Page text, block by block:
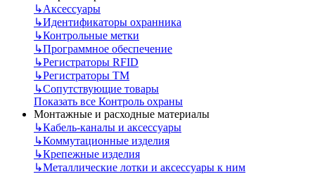
↳Аксессуары
↳Идентификаторы охранника
↳Контрольные метки
↳Программное обеспечение
↳Регистраторы RFID
↳Регистраторы ТМ
↳Сопутствующие товары
Показать все Контроль охраны
Монтажные и расходные материалы
↳Кабель-каналы и аксессуары
↳Коммутационные изделия
↳Крепежные изделия
↳Металлические лотки и аксессуары к ним